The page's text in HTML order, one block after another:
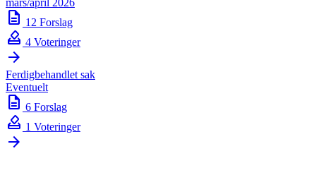
description 12 Forslag
how_to_vote 4 Voteringer
arrow_forward
Ferdigbehandlet sak
Eventuelt
description 6 Forslag
how_to_vote 1 Voteringer
arrow_forward